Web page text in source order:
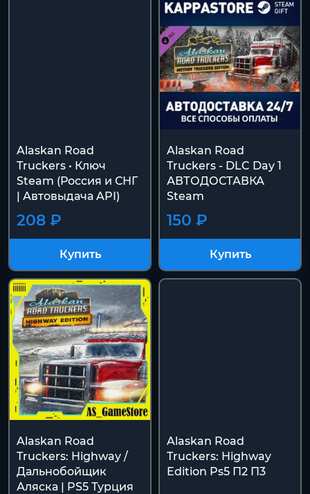
Alaskan Road
Truckers • Ключ
Steam (Россия и СНГ
| Автовыдача API)
208 ₽
Купить
Alaskan Road
Truckers - DLC Day 1
АВТОДОСТАВКА
Steam
150 ₽
Купить
Alaskan Road
Truckers: Highway /
Дальнобойщик
Аляска | PS5 Турция
Alaskan Road
Truckers: Highway
Edition Ps5 П2 П3